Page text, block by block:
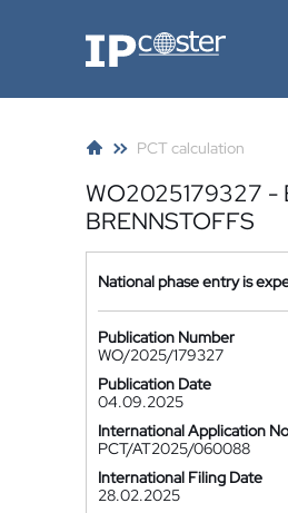
IP-Coster
PCT calculation
WO2025179327 -
BRENNSTOFFS
National phase entry is
Publication Number
WO/2025/179327
Publication Date
04.09.2025
International Application
PCT/AT2025/060088
International Filing Date
28.02.2025